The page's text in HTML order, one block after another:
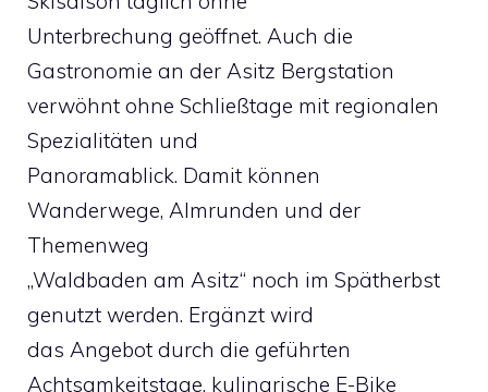
Unterbrechung geöffnet. Auch die
Gastronomie an der Asitz Bergstation
verwöhnt ohne Schließtage mit regionalen
Spezialitäten und
Panoramablick. Damit können
Wanderwege, Almrunden und der
Themenweg
„Waldbaden am Asitz“ noch im Spätherbst
genutzt werden. Ergänzt wird
das Angebot durch die geführten
Achtsamkeitstage, kulinarische E-Bike